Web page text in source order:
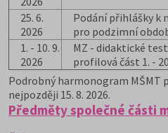
25. 6.
2026
Podání přihlášky k
pro podzimní
1. - 10. 9.
2026
MZ - didaktické
profilová část 1. -
Podrobný harmonogram MŠMT
nejpozději 15. 8. 2026.
Předměty společné části